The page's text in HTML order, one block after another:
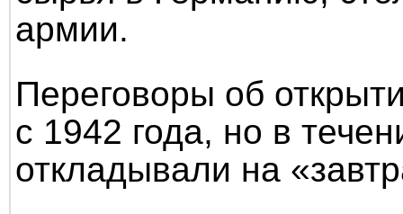
армии.
Переговоры об
с 1942 года, но в
откладывали на